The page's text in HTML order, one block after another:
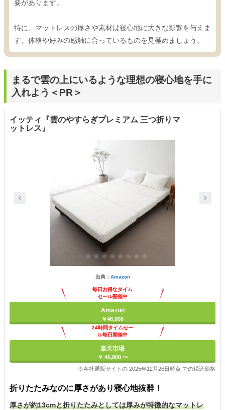
要があります。
特に、マットレスの厚さや素材は寝心地に大きな影響を与えま
す。体格や好みの感触に合っているものを見極めましょう。
まるで雲の上にいるような理想の寝心地を手に
入れよう＜PR＞
イッティ『雲のやすらぎプレミアム 三つ折りマ
ットレス』
出典： Amazon
毎日お得なタイム
セール開催中
Amazon
￥46,800
24時間タイムセー
ル毎日開催中
楽天市場
￥ 46,800 〜
※各社通販サイトの 2025年12月26日時点 での税込価格
折りたたみなのに厚さがあり寝心地抜群！
厚さが約13cmと折りたたみとしては厚みが特徴的なマットレ